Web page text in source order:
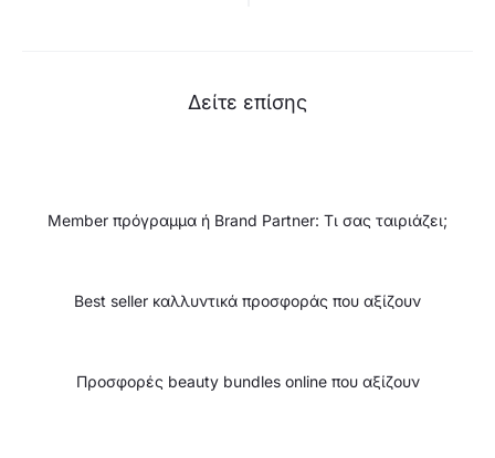
Δείτε επίσης
Member πρόγραμμα ή Brand Partner: Τι σας ταιριάζει;
Best seller καλλυντικά προσφοράς που αξίζουν
Προσφορές beauty bundles online που αξίζουν